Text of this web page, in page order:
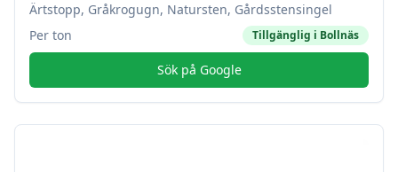
Ärtstopp, Gråkrogugn, Natursten, Gårdsstensingel
Per ton
Tillgänglig i Bollnäs
Sök på Google